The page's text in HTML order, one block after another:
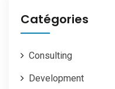
Catégories
Consulting
Development